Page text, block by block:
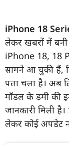
iPhone 18
लेकर खबरों में
iPhone 18, 18
सामने आ चुकी हैं,
पता चला है। अब
मॉडल के डमी की
जानकारी मिली
लेकर कोई अपडेट